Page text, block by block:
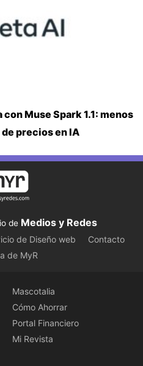
Muse Spark 1.1: menos
precios en IA
de Medios y Redes
de Diseño web
Contacto
de MyR
Mascotalia
Cómo Ahorrar
Portal Financiero
Mi Revista